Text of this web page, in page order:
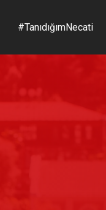
#TanıdığımNecati